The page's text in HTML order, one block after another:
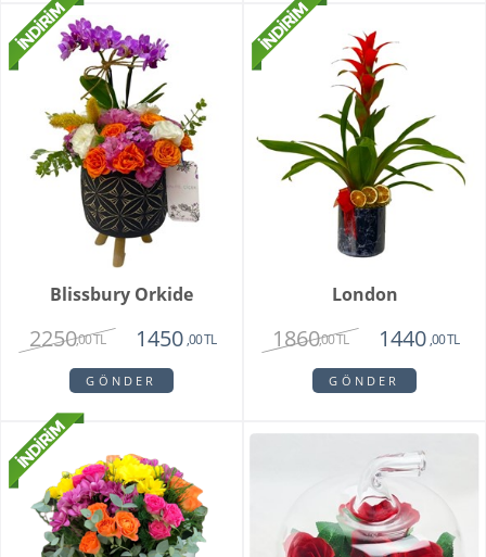
Blissbury Orkide
2250,00 TL 1450 ,00 TL
GÖNDER
London
1860,00 TL 1440 ,00 TL
GÖNDER